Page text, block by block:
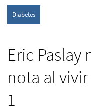
Diabetes
Eric
nota al
1